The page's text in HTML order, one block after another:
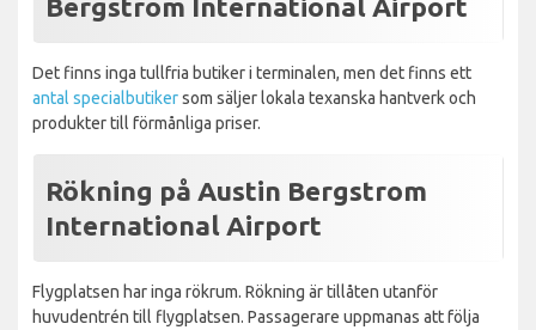
Bergstrom International Airport
Det finns inga tullfria butiker i terminalen, men det finns ett
antal specialbutikersom säljer lokala texanska hantverk och
produkter till förmånliga priser.
Rökning på Austin Bergstrom
International Airport
Flygplatsen har inga rökrum. Rökning är tillåten utanför
huvudentrén till flygplatsen. Passagerare uppmanas att följa